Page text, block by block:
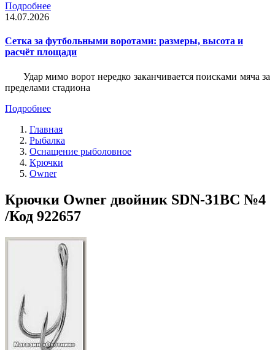
Подробнее
14.07.2026
Сетка за футбольными воротами: размеры, высота и
расчёт площади
Удар мимо ворот нередко заканчивается поисками мяча за
пределами стадиона
Подробнее
Главная
Рыбалка
Оснащение рыболовное
Крючки
Owner
Крючки Owner двойник SDN-31BC №4
/Код 922657